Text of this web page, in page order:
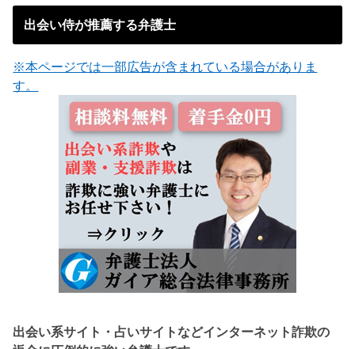
出会い侍が推薦する弁護士
※本ページでは一部広告が含まれている場合がありま
す。
出会い系サイト・占いサイトなどインターネット詐欺の